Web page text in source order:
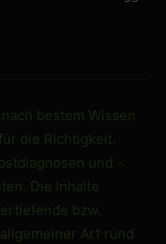
bestem Wissen
die Richtigkeit.
und -
Die Inhalte
bzw.
Art rund